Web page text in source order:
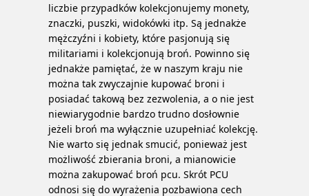
liczbie przypadków kolekcjonujemy monety,
znaczki, puszki, widokówki itp. Są jednakże
mężczyźni i kobiety, które pasjonują się
militariami i kolekcjonują broń. Powinno się
jednakże pamiętać, że w naszym kraju nie
można tak zwyczajnie kupować broni i
posiadać takową bez zezwolenia, a o nie jest
niewiarygodnie bardzo trudno dosłownie
jeżeli broń ma wyłącznie uzupełniać kolekcję.
Nie warto się jednak smucić, ponieważ jest
możliwość zbierania broni, a mianowicie
można zakupować broń pcu. Skrót PCU
odnosi się do wyrażenia pozbawiona cech